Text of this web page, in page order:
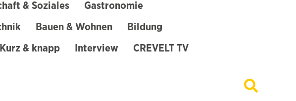
& Soziales Gastronomie
Bauen & Wohnen Bildung
Kurz & knapp Interview CREVELT TV